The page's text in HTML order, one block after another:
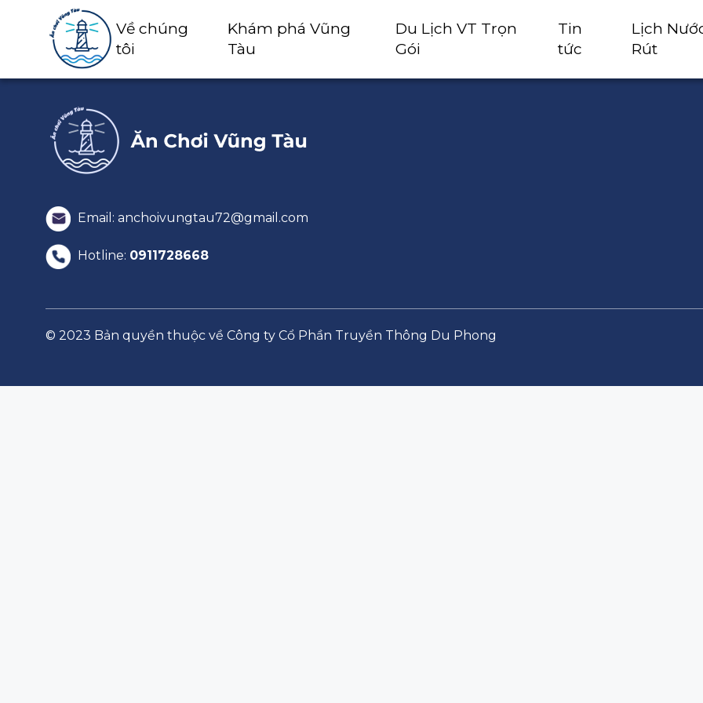
Về chúng
tôi
Khám phá Vũng
Tàu
Du Lịch VT Trọn
Gói
Tin
tức
Lịch
Rút
Email: anchoivungtau72@gmail.com
Hotline: 0911728668
© 2023 Bản quyền thuộc về Công ty Cổ Phần Truyền Thông Du Phong